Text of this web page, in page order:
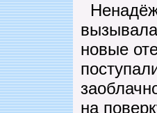
новые
на